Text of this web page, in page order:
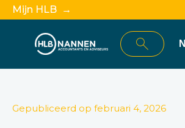
Mijn HLB →
Gepubliceerd op februari 4, 2026